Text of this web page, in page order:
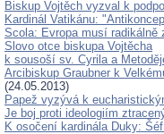
Biskup Vojtěch vyzval k
Kardinál Vatikánu:
Scola: Evropa musí
Slovo otce biskupa Vojtěcha
k sousoší sv. Cyrila a
Arcibiskup Graubner k
(24.05.2013)
Papež vyzývá k
Je boj proti ideologiím
K osočení kardinála Duky: